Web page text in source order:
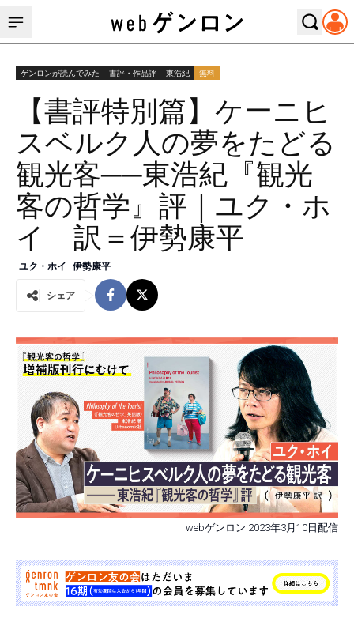
ゲンロンが読んでみた 書評・作品評 東浩紀 無料
【書評特別篇】ケーニヒ
スベルク人の夢をたどる
観光客──東浩紀『観光
客の哲学』評｜ユク・ホ
イ 訳＝伊勢康平
ユク・ホイ 伊勢康平
シェア
webゲンロン 2023年3月10日配信